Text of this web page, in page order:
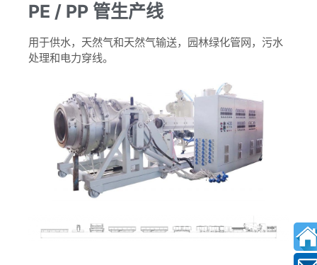
PE / PP 管生产线
用于供水，天然气和天然气输送，园林绿化管网，污水
处理和电力穿线。